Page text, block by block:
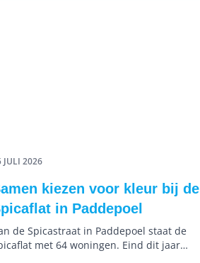
JULI 2026
kiezen voor kleur bij de
in Paddepoel
de Spicastraat in Paddepoel staat de
met 64 woningen. Eind dit jaar